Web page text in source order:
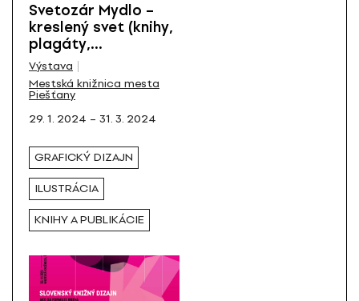
Svetozár Mydlo –
kreslený svet (knihy,
plagáty,
gramoplatne)
Výstava
Mestská knižnica mesta
Piešťany
29. 1. 2024 – 31. 3. 2024
GRAFICKÝ DIZAJN
ILUSTRÁCIA
KNIHY A PUBLIKÁCIE